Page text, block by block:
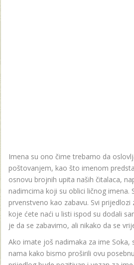
Imena su ono čime trebamo da
poštovanjem, kao što imenom
osnovu brojnih upita naših čitalaca,
nadimcima koji su oblici ličnog imena.
prvenstveno kao zabavu. Svi prijedlozi
koje ćete naći u listi ispod su dodali
je da se zabavimo, ali nikako da se
Ako imate još nadimaka za ime Soka,
nama kako bismo proširili ovu